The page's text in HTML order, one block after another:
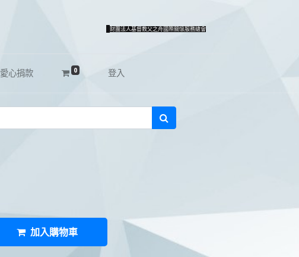
財團法人基督教父之舟國際關懷服務總會
愛心捐款 0 登入
加入購物車